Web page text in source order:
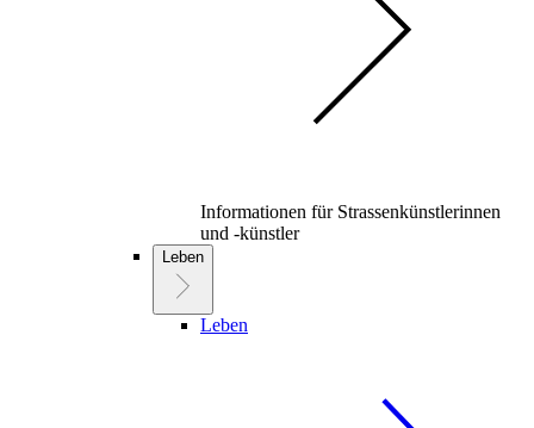
Informationen für Strassenkünstlerinnen
und -künstler
Leben
Leben